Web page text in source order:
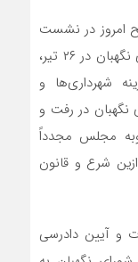
امروز در نشست
خبری، ضمن تبریک سالروز تأسیس شورای نگهبان در ۲۶ تیر،
شهرداری‌ها و
در رفت و
مجلس مجدداً
شرع و قانون
و آیین دادرسی